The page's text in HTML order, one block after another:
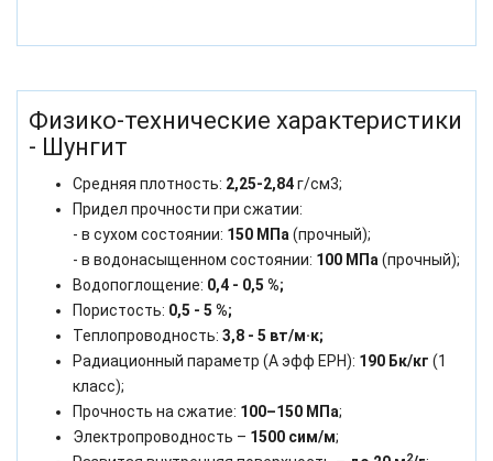
Физико-технические характеристики
- Шунгит
Средняя плотность: 2,25-2,84г/см3;
Придел прочности при сжатии:
- в сухом состоянии: 150 МПа (прочный);
- в водонасыщенном состоянии: 100 МПа (прочный);
Водопоглощение: 0,4 - 0,5 %;
Пористость: 0,5 - 5 %;
Теплопроводность: 3,8 - 5 вт/м·к;
Радиационный параметр (А эфф ЕРН): 190 Бк/кг (1
класс);
Прочность на сжатие: 100–150 МПа;
Электропроводность – 1500 сим/м;
2